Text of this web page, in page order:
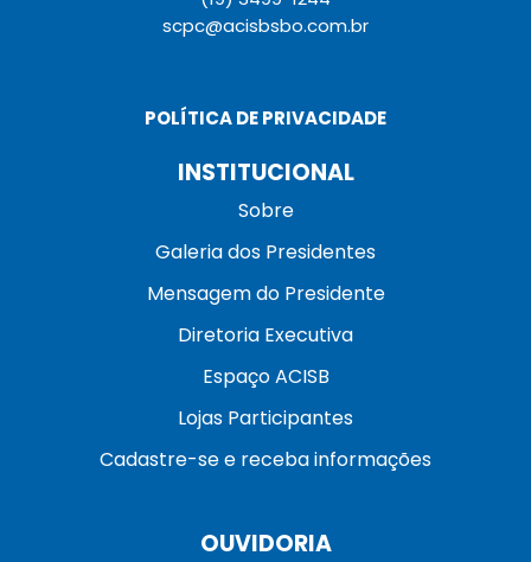
scpc@acisbsbo.com.br
POLÍTICA DE PRIVACIDADE
INSTITUCIONAL
Sobre
Galeria dos Presidentes
Mensagem do Presidente
Diretoria Executiva
Espaço ACISB
Lojas Participantes
Cadastre-se e receba informações
OUVIDORIA